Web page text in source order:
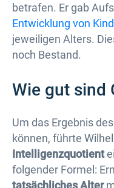
betrafen. Er gab
Entwicklung von
jeweiligen Alters.
noch Bestand.
Wie gut sind
Um das Ergebnis
können, führte
Intelligenzquotient
folgender Formel:
tatsächliches Alter